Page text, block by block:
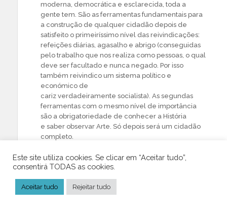
moderna, democrática e esclarecida, toda a
gente tem. São as ferramentas fundamentais para
a construção de qualquer cidadão depois de
satisfeito o primeiríssimo nível das reivindicações:
refeições diárias, agasalho e abrigo (conseguidas
pelo trabalho que nos realiza como pessoas, o qual
deve ser facultado e nunca negado. Por isso
também reivindico um sistema político e
económico de
cariz verdadeiramente socialista). As segundas
ferramentas com o mesmo nível de importância
são a obrigatoriedade de conhecer a História
e saber observar Arte. Só depois será um cidadão
completo.
Todos nós fomos produzidos pela nossa História e
pelas nossas próprias circunstâncias sociais e
culturais, que são as verdadeiras responsáveis por
sermos tal como somos e não de outro modo.
Este site utiliza cookies. Se clicar em “Aceitar tudo”,
consentirá TODAS as cookies.
Aceitar tudo Rejeitar tudo